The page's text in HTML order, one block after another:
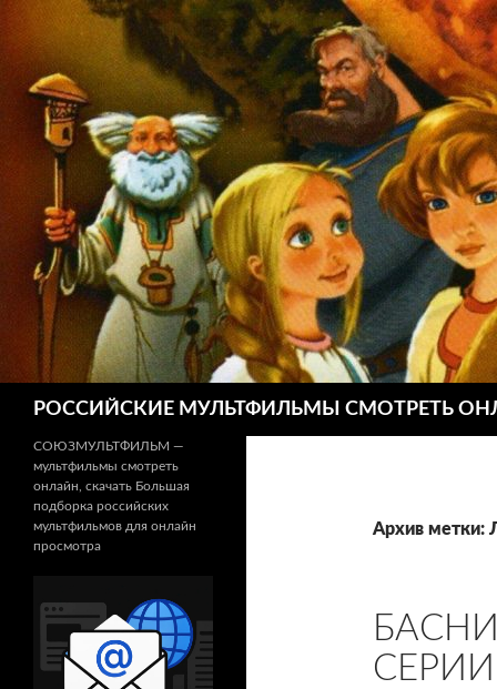
РОССИЙСКИЕ МУЛЬТФИЛЬМЫ СМОТРЕТЬ
Архив метки:
СОЮЗМУЛЬТФИЛЬМ —
мультфильмы смотреть
онлайн, скачать Большая
подборка российских
мультфильмов для онлайн
просмотра